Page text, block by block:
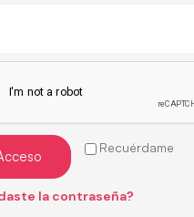
Recuérdame
la contraseña?